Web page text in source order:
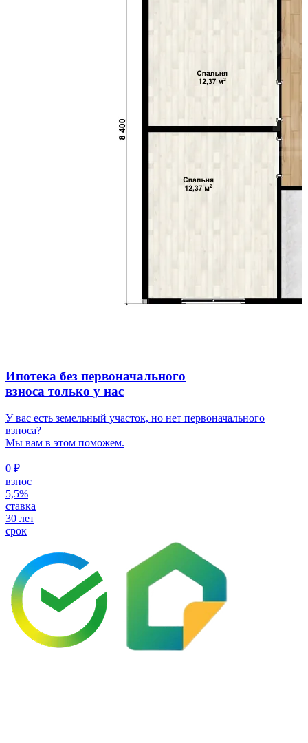
Ипотека без первоначального
взноса только у нас
У вас есть земельный участок, но нет первоначального
взноса?
Мы вам в этом поможем.
0 ₽
взнос
5,5%
ставка
30 лет
срок